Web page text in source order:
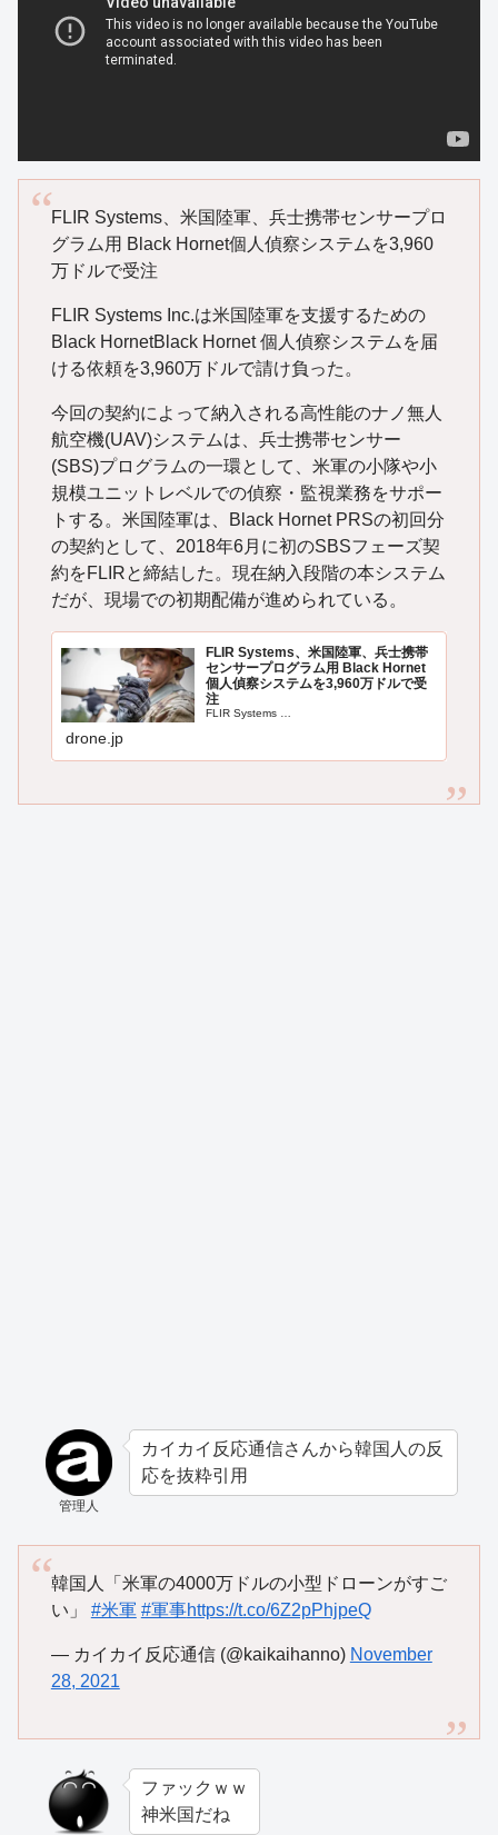
FLIR Systems、米国陸軍、兵士携帯センサープロ
グラム用 Black Hornet個人偵察システムを3,960
万ドルで受注
FLIR Systems Inc.は米国陸軍を支援するための
Black HornetBlack Hornet 個人偵察システムを届
ける依頼を3,960万ドルで請け負った。
今回の契約によって納入される高性能のナノ無人
航空機(UAV)システムは、兵士携帯センサー
(SBS)プログラムの一環として、米軍の小隊や小
規模ユニットレベルでの偵察・監視業務をサポー
トする。米国陸軍は、Black Hornet PRSの初回分
の契約として、2018年6月に初のSBSフェーズ契
約をFLIRと締結した。現在納入段階の本システム
だが、現場での初期配備が進められている。
FLIR Systems、米国陸軍、兵士携帯
センサープログラム用 Black Hornet
個人偵察システムを3,960万ドルで受
注
FLIR Systems …
drone.jp
管理人
カイカイ反応通信さんから韓国人の反
応を抜粋引用
韓国人「米軍の4000万ドルの小型ドローンがすご
い」 #米軍 #軍事https://t.co/6Z2pPhjpeQ
— カイカイ反応通信 (@kaikaihanno) November
28, 2021
ファックｗｗ
神米国だね